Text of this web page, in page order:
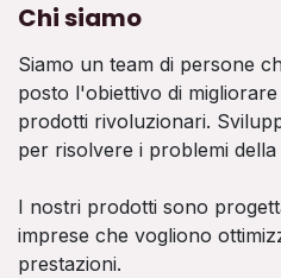
Chi siamo
Siamo un team di persone
posto l'obiettivo di
prodotti rivoluzionari.
per risolvere i problemi della
I nostri prodotti sono
imprese che vogliono
prestazioni.